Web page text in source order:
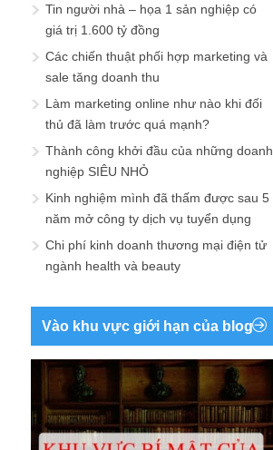
Tin người nhà – họa 1 sản nghiệp có
giá trị 1.600 tỷ đồng
Các chiến thuật phối hợp marketing và
sale tăng doanh thu
Làm marketing online như nào khi đối
thủ đã làm trước quá mạnh?
Thành công khởi đầu của những doanh
nghiệp SIÊU NHỎ
Kinh nghiệm mình đã thấm được sau 5
năm mở công ty dịch vụ tuyển dụng
Chi phí kinh doanh thương mại điện tử
ngành health và beauty
Vào khu vực giới hạn của blog